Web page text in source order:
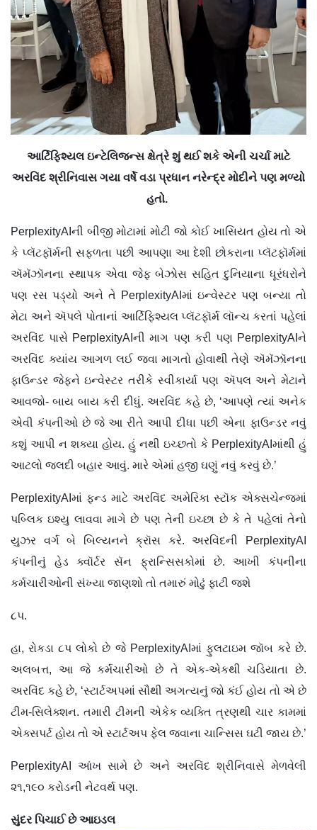
આર્ટિફિશ્યલ ઇન્ટેલિજન્સ ક્ષેત્રે શું થઈ શકે એની ચર્ચા માટે
અરવિંદ શ્રીનિવાસ ગયા વર્ષે વડા પ્રધાન નરેન્દ્ર મોદીને પણ મળ્યો
હતો.
PerplexityAIની બીજી મોટામાં મોટી જો કોઈ ખાસિયત હોય તો એ
કે પ્લૅટફૉર્મની સફળતા પછી આપણા આ દેશી છોકરાના પ્લૅટફૉર્મમાં
ઍમૅઝૉનના સ્થાપક એવા જેફ બેઝોસ સહિત દુનિયાના ધૂરંધરોને
પણ રસ પડ્યો અને તે PerplexityAIમાં ઇન્વેસ્ટર પણ બન્યા તો
મેટા અને ઍપલે પોતાનાં આર્ટિફિશ્યલ પ્લૅટફૉર્મ લૉન્ચ કરતાં પહેલાં
અરવિંદ પાસે PerplexityAIની માગ પણ કરી પણ PerplexityAIને
અરવિંદ ક્યાંય આગળ લઈ જવા માગતો હોવાથી તેણે ઍમૅઝૉનના
ફાઉન્ડર જેફને ઇન્વેસ્ટર તરીકે સ્વીકાર્યા પણ ઍપલ અને મેટાને
આવજો- બાય બાય કરી દીધું. અરવિંદ કહે છે, ‘આપણે ત્યાં અનેક
એવી કંપનીઓ છે જે આ રીતે આપી દીધા પછી એના ફાઉન્ડર નવું
કશું આપી ન શક્યા હોય. હું નથી ઇચ્છતો કે PerplexityAIમાંથી હું
આટલો જલદી બહાર આવું. મારે એમાં હજી ઘણું નવું કરવું છે.’
PerplexityAIમાં ફન્ડ માટે અરવિંદ અમેરિકા સ્ટૉક એક્સચેન્જમાં
પબ્લિક ઇશ્યુ લાવવા માગે છે પણ તેની ઇચ્છા છે કે તે પહેલાં તેનો
યુઝર વર્ગ બે બિલ્યનને ક્રૉસ કરે. અરવિંદની PerplexityAI
કંપનીનું હેડ ક્વૉર્ટર સૅન ફ્રાન્સિસકોમાં છે. આખી કંપનીના
કર્મચારીઓની સંખ્યા જાણશો તો તમારું મોઢું ફાટી જશે
૮પ.
હા, રોકડા ૮પ લોકો છે જે PerplexityAIમાં ફુલટાઇમ જૉબ કરે છે.
અલબત્ત, આ જે કર્મચારીઓ છે તે એક-એકથી ચડિયાતા છે.
અરવિંદ કહે છે, ‘સ્ટાર્ટઅપમાં સૌથી અગત્યનું જો કંઈ હોય તો એ છે
ટીમ-સિલેક્શન. તમારી ટીમની એકેક વ્યક્તિ ત્રણથી ચાર કામમાં
એક્સપર્ટ હોય તો એ સ્ટાર્ટઅપ ફેલ જવાના ચાન્સિસ ઘટી જાય છે.’
PerplexityAI આંખ સામે છે અને અરવિંદ શ્રીનિવાસે મેળવેલી
૨૧,૧૯૦ કરોડની નેટવર્થ પણ.
સુંદર પિચાઈ છે આઇડલ